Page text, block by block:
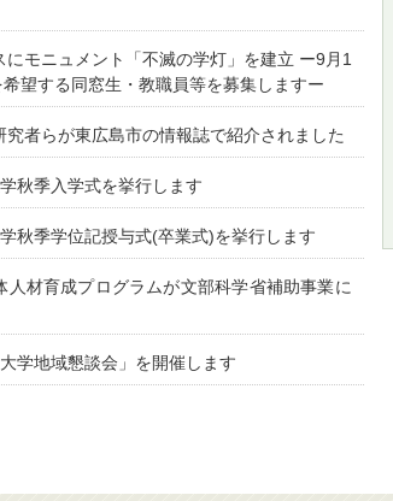
にモニュメント「不滅の学灯」を建立 ー9月1
望する同窓生・教職員等を募集しますー
究者らが東広島市の情報誌で紹介されました
秋季入学式を挙行します
秋季学位記授与式(卒業式)を挙行します
人材育成プログラムが文部科学省補助事業に
学地域懇談会」を開催します